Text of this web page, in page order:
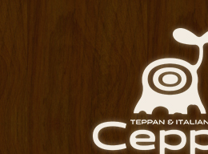
南船場・心斎橋
「Ceppo（チェ
イタリアン「Ceppo
さまざまなパスタや
ステーキのほか、バ
にご用意。デートに
様にもぴったりです